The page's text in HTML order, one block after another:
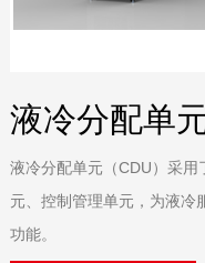
液冷分配单
液冷分配单元（CDU）采
元、控制管理单元，为液冷
功能。